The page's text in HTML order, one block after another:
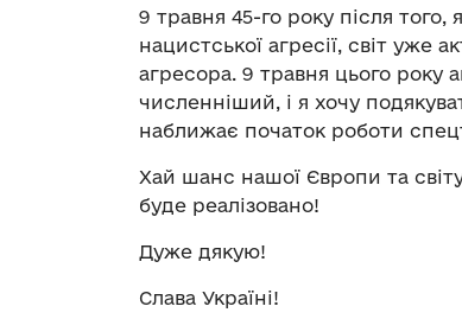
9 травня 45-го року після того,
нацистської агресії, світ уже
агресора. 9 травня цього року
численніший, і я хочу
наближає початок роботи
Хай шанс нашої Європи та
буде реалізовано!
Дуже дякую!
Слава Україні!